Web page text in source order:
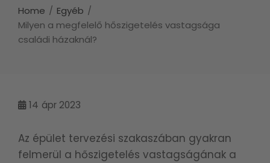
Home
Egyéb
Milyen a megfelelő hőszigetelés vastagsága
családi házaknál?
14 ápr 2023
Az épület tervezési szakaszában gyakran
felmerül a hőszigetelés vastagságának a